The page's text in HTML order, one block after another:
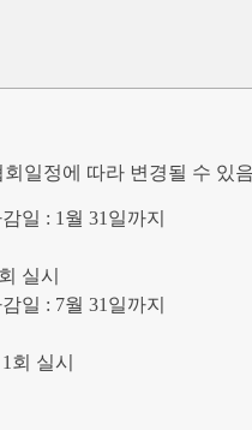
일정에 따라 변경될 수 있
일 : 1월 31일까지
실시
일 : 7월 31일까지
회 실시